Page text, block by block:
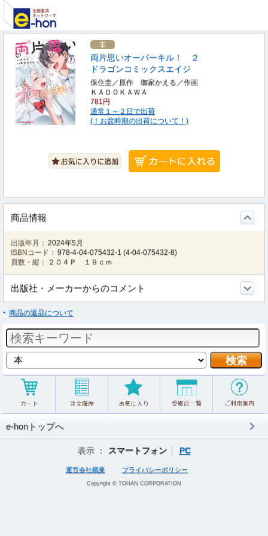
両片思いオーバーキル！ ２
ドラゴンコミックスエイジ
保住圭／原作 御家かえる／作画
ＫＡＤＯＫＡＷＡ
781円
通常１～２日で出荷
(！お盆時期の出荷について！)
商品情報
出版年月： 2024年5月
ISBNコード： 978-4-04-075432-1 (4-04-075432-8)
頁数・縦：
２０４Ｐ １９ｃｍ
出版社・メーカーからのコメント
商品の返品について
e-honトップへ
表示 ： スマートフォン PC
運営会社概要 プライバシーポリシー
Copyright © TOHAN CORPORATION